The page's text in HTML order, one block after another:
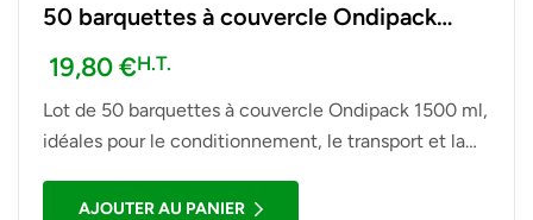
50 barquettes à couvercle Ondipack
1500 ml
19,80€H.T.
Lot de 50 barquettes à couvercle Ondipack 1500 ml,
idéales pour le conditionnement, le transport et la
autres préparations alimentaires.
AJOUTER AU PANIER